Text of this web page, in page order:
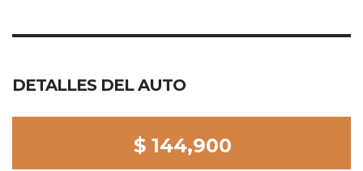
DETALLES DEL AUTO
$ 144,900